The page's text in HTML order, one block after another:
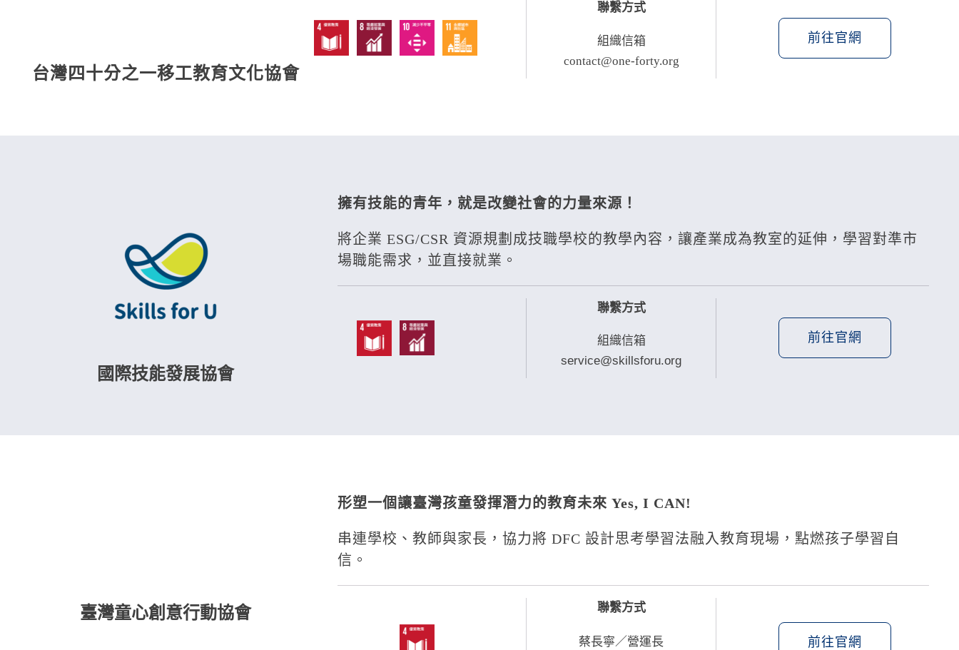
台灣四十分之一移工教育文化協會
聯繫方式
組織信箱
contact@one-forty.org
前往官網
國際技能發展協會
擁有技能的青年，就是改變社會的力量來源！
將企業 ESG/CSR 資源規劃成技職學校的教學內容，讓產業成為教室的延伸，學習對準市
場職能需求，並直接就業。
聯繫方式
組織信箱
service@skillsforu.org
前往官網
臺灣童心創意行動協會
形塑一個讓臺灣孩童發揮潛力的教育未來 Yes, I CAN!
串連學校、教師與家長，協力將 DFC 設計思考學習法融入教育現場，點燃孩子學習自
信。
聯繫方式
蔡長寧／營運長
前往官網